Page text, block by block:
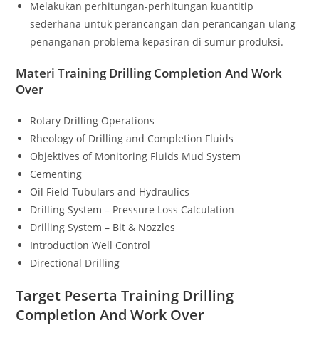
Melakukan perhitungan-perhitungan kuantitip
sederhana untuk perancangan dan perancangan ulang
penanganan problema kepasiran di sumur produksi.
Materi Training Drilling Completion And Work
Over
Rotary Drilling Operations
Rheology of Drilling and Completion Fluids
Objektives of Monitoring Fluids Mud System
Cementing
Oil Field Tubulars and Hydraulics
Drilling System – Pressure Loss Calculation
Drilling System – Bit & Nozzles
Introduction Well Control
Directional Drilling
Target PesertaTraining Drilling
Completion And Work Over